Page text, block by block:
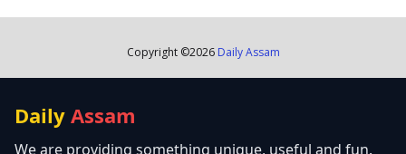
Copyright ©2026 Daily Assam
Daily Assam
We are providing something unique, useful and fun.